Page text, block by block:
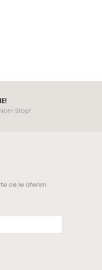
Stop!
ce le oferim